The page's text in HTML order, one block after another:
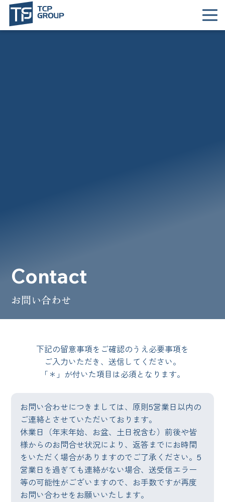
Contact
お問い合わせ
下記の留意事項をご確認のうえ必要事項を
ご入力いただき、送信してください。
「＊」が付いた項目は必須となります。
お問い合わせにつきましては、原則5営業日以内の
ご連絡とさせていただいております。
休業日（年末年始、お盆、土日祝含む）前後や皆
様からのお問合せ状況により、返答までにお時間
をいただく場合がありますのでご了承ください。5
営業日を過ぎても連絡がない場合、送受信エラー
等の可能性がございますので、お手数ですが再度
お問い合わせをお願いいたします。